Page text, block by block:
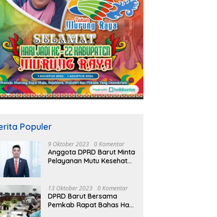
Populer
9 Oktober 2023 0 Komentar
Anggota DPRD Barut Minta
Pelayanan Mutu Kesehatan
13 Oktober 2023 0 Komentar
DPRD Barut Bersama
Pemkab Rapat Bahas Hasil